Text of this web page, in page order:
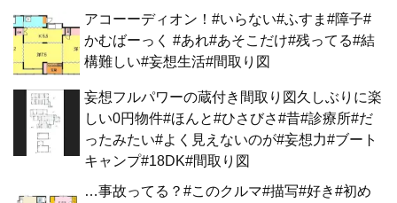
アコーーディオン！#いらない#ふすま#障子#
かむばーっく #あれ#あそこだけ#残ってる#結
構難しい#妄想生活#間取り図
妄想フルパワーの蔵付き間取り図久しぶりに楽
しい0円物件#ほんと#ひさびさ#昔#診療所#だ
ったみたい#よく見えないのが#妄想力#ブート
キャンプ#18DK#間取り図
…事故ってる？#このクルマ#描写#好き#初め